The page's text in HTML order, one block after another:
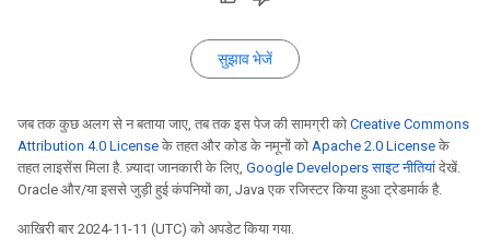
सुझाव भेजें
जब तक कुछ अलग से न बताया जाए, तब तक इस पेज की सामग्री को Creative Commons
Attribution 4.0 License के तहत और कोड के नमूनों को Apache 2.0 License के
तहत लाइसेंस मिला है. ज़्यादा जानकारी के लिए, Google Developers साइट नीतियां देखें.
Oracle और/या इससे जुड़ी हुई कंपनियों का, Java एक रजिस्टर किया हुआ ट्रेडमार्क है.
आखिरी बार 2024-11-11 (UTC) को अपडेट किया गया.